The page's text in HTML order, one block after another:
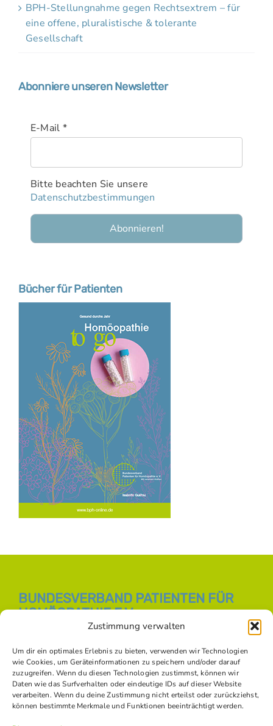
Zustimmung verwalten
Um dir ein optimales Erlebnis zu bieten, verwenden wir Technologien
wie Cookies, um Geräteinformationen zu speichern und/oder darauf
zuzugreifen. Wenn du diesen Technologien zustimmst, können wir
Daten wie das Surfverhalten oder eindeutige IDs auf dieser Website
verarbeiten. Wenn du deine Zustimmung nicht erteilst oder zurückziehst,
können bestimmte Merkmale und Funktionen beeinträchtigt werden.
BPH-Stellungnahme gegen Rechtsextrem – für
eine offene, pluralistische & tolerante
Gesellschaft
Abonniere unseren Newsletter
E-Mail *
Bitte beachten Sie unsere
Datenschutzbestimmungen
Bücher für Patienten
BUNDESVERBAND PATIENTEN FÜR
HOMÖOPATHIE E.V.
E-Mail:
info [at] bph-online.de
Webseite:Homöopathie Online
SOZIALE NETZWERKE